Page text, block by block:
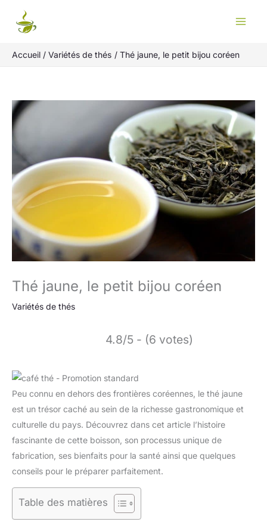
Accueil
Variétés de thés Thé jaune, le petit bijou coréen
Thé jaune, le petit bijou coréen
Variétés de thés
4.8/5 - (6 votes)
Peu connu en dehors des frontières coréennes, le thé jaune
est un trésor caché au sein de la richesse gastronomique et
culturelle du pays. Découvrez dans cet article l’histoire
fascinante de cette boisson, son processus unique de
fabrication, ses bienfaits pour la santé ainsi que quelques
conseils pour le préparer parfaitement.
Table des matières